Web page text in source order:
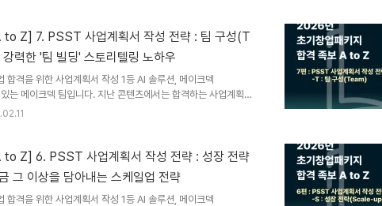
을 완성하는 최종 검토 가이드를 지금 바로 확인해 보세요. 📍
체크리스트 서류 제출 버튼을 누르기 전, 다음의 5가지 핵심 영
다.이 과정은 단순한 오타 수정을 넘어, 여러분의 사업계획서를
to Z] 7. PSST 사업계획서 작성 전략 : 팀 구성(T
력한 '팀 빌딩' 스토리텔링 노하우
합격을 위한 사업계획서 작성 1등 AI 솔루션, 메이크덱
메이크덱 팀입니다. 지난 콘텐츠에서는 합격하는 사업계획서
원에게 가장 강력한 인상을 남겨야 하는 Problem(문제 인식)
퍼즐이자,심사위원이 "결국 이 팀이라면 해내겠다"라고 마침표
구성) 파트를 다룹니다.아이디어(P)가 날카롭고 솔루션(S)이
도,그것을 실행할 '사람'이 준비되지 않았다면 정부는 ..
to Z] 6. PSST 사업계획서 작성 전략 : 성장 전략
그 이상을 담아내는 스케일업 전략
합격을 위한 사업계획서 작성 1등 AI 솔루션, 메이크덱